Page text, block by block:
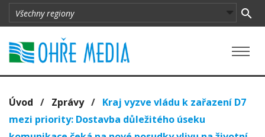
Úvod / Zprávy/ Kraj vyzve vládu k zařazení D7
mezi priority: Dostavba důležitého úseku